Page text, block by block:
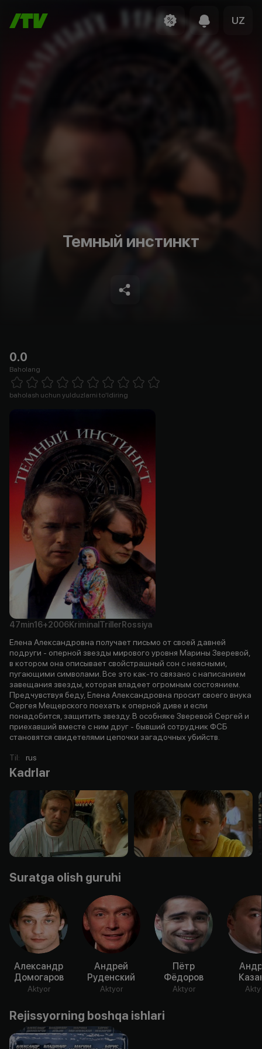
UZ
Темный инстинкт
0.0
Baholang
1 Star 2 Stars 3 Stars 4 Stars5 Stars 6 Stars7 Stars8 Stars
baholash uchun yulduzlarni to'ldiring
47min16+2006Kriminal Triller Rossiya
Елена Александровна получает письмо от своей давней
подруги - оперной звезды мирового уровня Марины Зверевой,
в котором она описывает свойстрашный сон с неясными,
пугающими символами. Все это как-то связано с написанием
завещания звезды, которая владеет огромным состоянием.
Предчувствуя беду, Елена Александровна просит своего внука
Сергея Мещерского поехать к оперной диве и если
понадобится, защитить звезду. В особняке Зверевой Сергей и
приехавший вместе с ним друг - бывший сотрудник ФСБ
становятся свидетелями цепочки загадочных убийств.
Til: rus
Kadrlar
Suratga olish guruhi
Александр
Домогаров
Aktyor
Андрей
Руденский
Aktyor
Пётр
Фёдоров
Aktyor
Rejissyorning boshqa ishlari